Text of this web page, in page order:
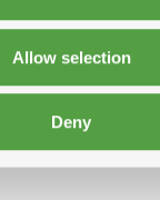
Allow selection
Deny
Renson
complèteRoulleaux
Oisipic
Crapaudines